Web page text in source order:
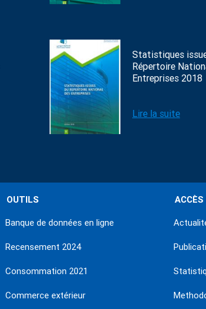
Statistiques
Répertoire
Entreprises 2018
Lire la suite
OUTILS
Banque de données en ligne
Recensement 2024
Consommation 2021
Commerce extérieur
ACCÈS